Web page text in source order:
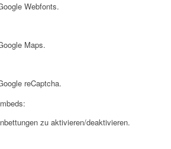
Webfonts.
Maps.
reCaptcha.
zu aktivieren/deaktivieren.